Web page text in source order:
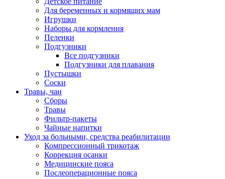
Для беременных и кормящих мам
Игрушки
Наборы для кормления
Пеленки
Подгузники
Все подгузники
Подгузники для плавания
Пустышки
Соски
Травы, чаи
Сборы
Травы
Фильтр-пакеты
Чайные напитки
Уход за больными, средства реабилитации
Компрессионный трикотаж
Коррекция осанки
Медицинские пояса
Послеоперационные пояса